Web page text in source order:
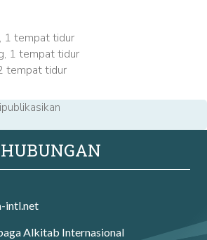
1 tempat tidur
1 tempat tidur
tempat tidur
intl.net
Alkitab Internasional